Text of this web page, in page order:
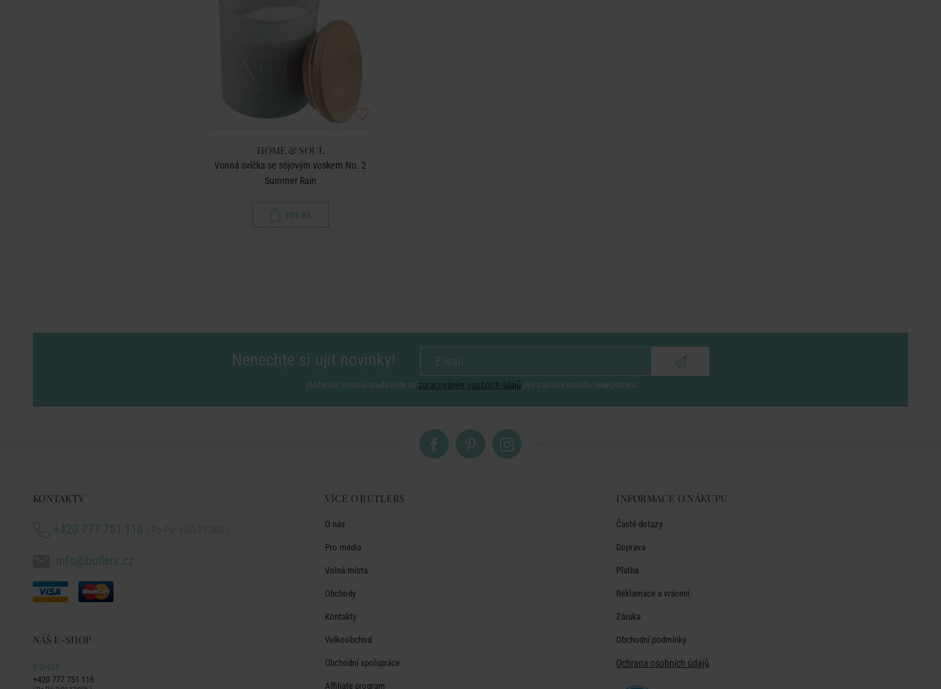
HOME & SOUL
Vonná svíčka se sójovým voskem No. 2
Summer Rain
399 Kč
Nenechte si ujít novinky!
vložením e-mailu souhlasíte se zpracováním osobních údajů pro zasílání našeho newsletteru
KONTAKTY
+420 777 751 116
info@butlers.cz
NÁŠ E-SHOP
E-SHOP
+420 777 751 116
VÍCE O BUTLERS
O nás
Pro média
Volná místa
Obchody
Kontakty
Velkoobchod
Obchodní spolupráce
Affiliate program
INFORMACE O NÁKUPU
Časté dotazy
Doprava
Platba
Reklamace a vrácení
Záruka
Obchodní podmínky
Ochrana osobních údajů